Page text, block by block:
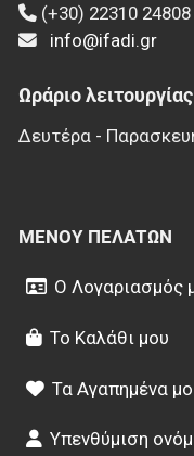
(+30) 22310 24808
info@ifadi.gr
Ωράριο λειτουργίας
Δευτέρα -
ΜΕΝΟΎ ΠΕΛΑΤΏΝ
Ο Λογαριασμός
Το Καλάθι μου
Τα Αγαπημένα
Υπενθύμιση